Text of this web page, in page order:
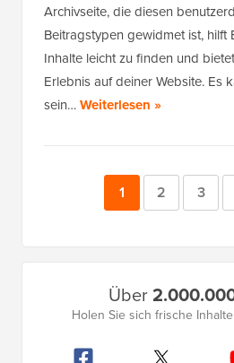
Archivseite, die diesen
Beitragstypen gewidmet ist, hilft
Inhalte leicht zu finden und
Erlebnis auf deiner Website. Es
sein…Weiterlesen »
Seite
1 Seite
2 Seite
3
Seitenleistenmenü
Über
Holen Sie sich frische